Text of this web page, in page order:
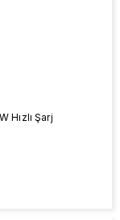
Hızlı Şarj